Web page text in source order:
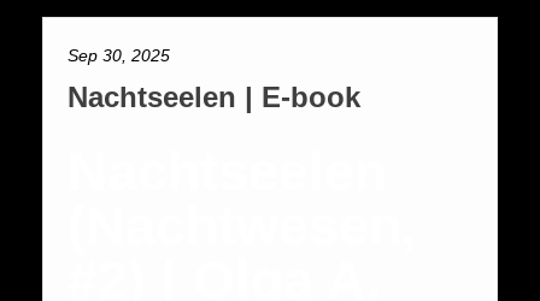
Sep 30, 2025
Nachtseelen | E-book